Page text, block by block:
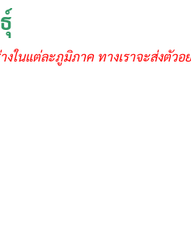
ในแต่ละภูมิภาค ทางเราจะส่งตัว